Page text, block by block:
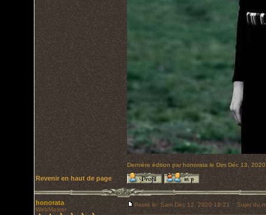
Dernière édition par honorata le Dim Déc 13,
Revenir en haut de page
honorata
WebMaster
Posté le: Sam Déc 12, 2020 18:21 Sujet du